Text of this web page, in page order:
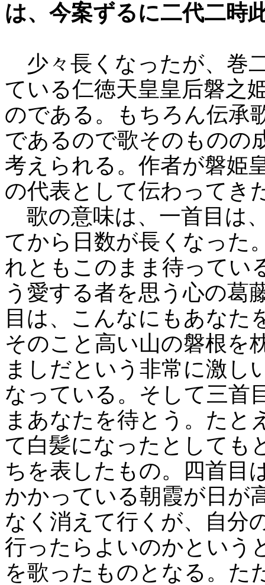
は、今案ずるに二代二時
少々長くなったが、巻
ている仁徳天皇皇后磐之
のである。もちろん伝承
であるので歌そのものの
考えられる。作者が磐姫
の代表として伝わってき
歌の意味は、一首目は
てから日数が長くなった
れともこのまま待ってい
う愛する者を思う心の葛
目は、こんなにもあなた
そのこと高い山の磐根を
ましだという非常に激し
なっている。そして三首
まあなたを待とう。たと
て白髪になったとしても
ちを表したもの。四首目
かかっている朝霞が日が
なく消えて行くが、自分
行ったらよいのかという
を歌ったものとなる。た